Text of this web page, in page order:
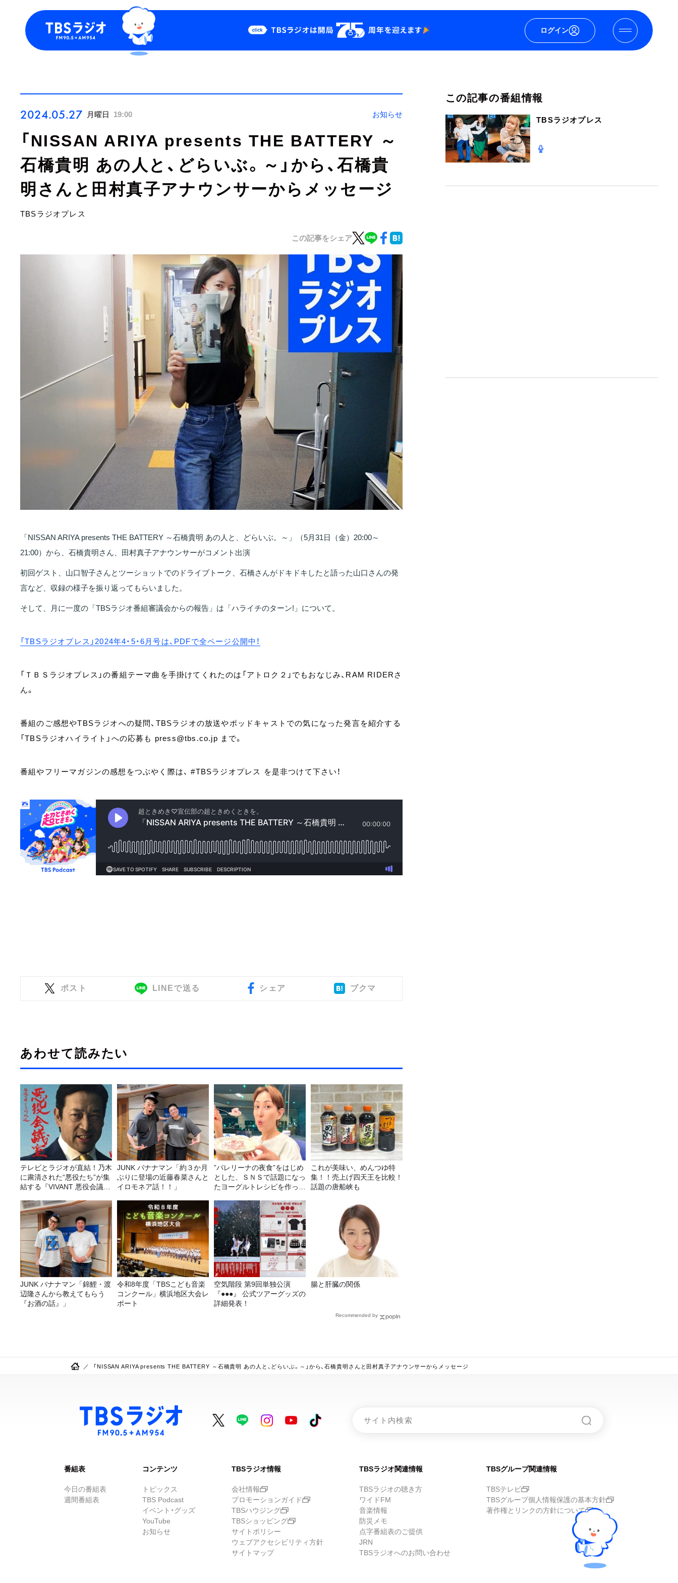
ログイン
お知らせ
会社情報
2024.05.27 月曜日 19:00 お知らせ
「NISSAN ARIYA presents THE BATTERY ～
石橋貴明 あの人と、どらいぶ。～」から、石橋貴
明さんと田村真子アナウンサーからメッセージ
TBSラジオプレス
この記事をシェア
「NISSAN ARIYA presents THE BATTERY ～石橋貴明 あの人と、どらいぶ。～」（5月31日（金）20:00～
21:00）から、石橋貴明さん、田村真子アナウンサーがコメント出演
初回ゲスト、山口智子さんとツーショットでのドライブトーク、石橋さんがドキドキしたと語った山口さんの発
言など、収録の様子を振り返ってもらいました。
そして、月に一度の「TBSラジオ番組審議会からの報告」は「ハライチのターン!」について。
「TBSラジオプレス」2024年4・5・6月号は、PDFで全ページ公開中！
「ＴＢＳラジオプレス」の番組テーマ曲を手掛けてくれたのは「アトロク２」でもおなじみ、RAM RIDERさ
ん。
番組のご感想やTBSラジオへの疑問、TBSラジオの放送やポッドキャストでの気になった発言を紹介する
「TBSラジオハイライト」への応募も press@tbs.co.jp まで。
番組やフリーマガジンの感想をつぶやく際は、 #TBSラジオプレス を是非つけて下さい！
ポスト LINEで送る シェア ブクマ
あわせて読みたい
テレビとラジオが直結！乃木
に粛清された“悪役たち”が集
結する『VIVANT 悪役会議
JUNK バナナマン「約３か月
ぶりに登場の近藤春菜さんと
イロモネア話！！」
”バレリーナの夜食”をはじめ
とした、ＳＮＳで話題になっ
たヨーグルトレシピを作って
これが美味い、めんつゆ特
集！！売上げ四天王を比較！
話題の唐船峡も
JUNK バナナマン「錦鯉・渡
辺隆さんから教えてもらう
『お酒の話』」
令和8年度「TBSこども音楽
コンクール」横浜地区大会レ
ポート
空気階段 第9回単独公演
『●●●』 公式ツアーグッズの
詳細発表！
腸と肝臓の関係
Recommended by
この記事の番組情報
TBSラジオプレス
「NISSAN ARIYA presents THE BATTERY ～石橋貴明 あの人と、どらいぶ。～」から、石橋貴明さんと田村真子アナウンサーからメッセージ
番組表
今日の番組表
週間番組表
コンテンツ
トピックス
TBS Podcast
イベント・グッズ
YouTube
お知らせ
TBSラジオ情報
会社情報
プロモーションガイド
TBSハウジング
TBSショッピング
サイトポリシー
ウェブアクセシビリティ方針
サイトマップ
TBSラジオ関連情報
TBSラジオの聴き方
ワイドFM
音楽情報
防災メモ
点字番組表のご提供
JRN
TBSラジオへのお問い合わせ
TBSグループ関連情報
TBSテレビ
TBSグループ個人情報保護の基本方針
著作権とリンクの方針について